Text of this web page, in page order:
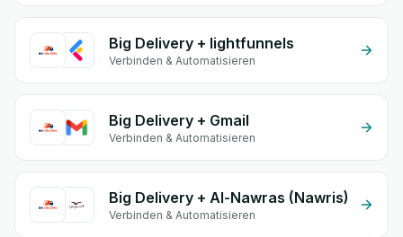
Big Delivery + lightfunnels
Verbinden & Automatisieren
Big Delivery + Gmail
Verbinden & Automatisieren
Big Delivery + Al-Nawras (Nawris)
Verbinden & Automatisieren